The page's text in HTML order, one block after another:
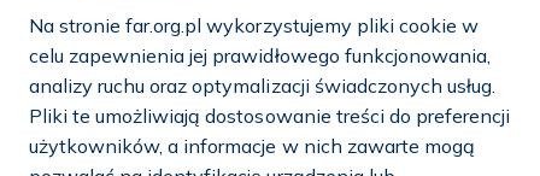
e-mail:info@far.org.pl
Dostosuj cookies
Na stronie far.org.pl wykorzystujemy pliki cookie w
celu zapewnienia jej prawidłowego funkcjonowania,
analizy ruchu oraz optymalizacji świadczonych usług.
Pliki te umożliwiają dostosowanie treści do preferencji
użytkowników, a informacje w nich zawarte mogą